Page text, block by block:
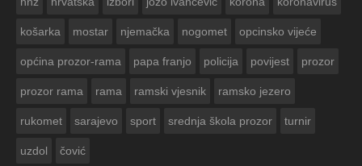
košarka mostar njemačka nogomet opcinsko vijeće
općina prozor-rama papa franjo policija povijest prozor
prozor rama rama ramski vjesnik ramsko jezero
rukomet sarajevo sport srednja škola prozor turnir
uzdol čović